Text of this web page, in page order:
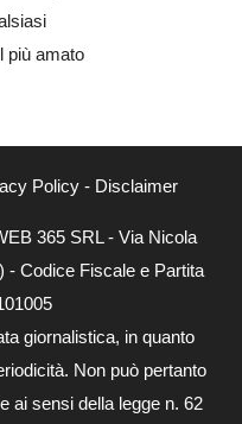
più amato
Policy- Disclaimer
365 SRL - Via Nicola
- Codice Fiscale e Partita
giornalistica, in quanto
Non può pertanto
ai sensi della legge n. 62